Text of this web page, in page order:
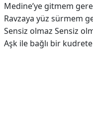
Medine’ye gitmem
Ravzaya yüz sürmem
Sensiz olmaz Sensiz
Aşk ile bağlı bir